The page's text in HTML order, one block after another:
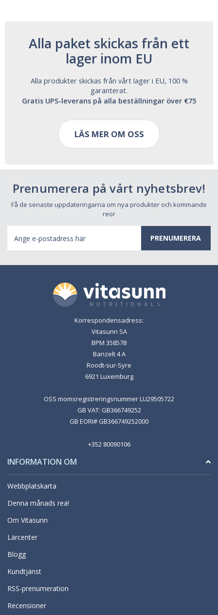
Alla paket skickas från ett
lager inom EU
Alla produkter skickas från vårt lager i EU, 100 %
garanterat.
Gratis UPS-leverans på alla beställningar över €75
LÄS MER OM OSS
Prenumerera på vårt nyhetsbrev!
Få de senaste uppdateringarna om nya produkter och kommande
reor
postadress
Korrespondensadress:
Vitasunn SA
BPM 358578
Banzelt 4 A
Roodt-sur-Syre
6921 Luxemburg
OSS momsregistreringsnummer LU29505722
GB VAT: GB366749252
GB EORI# GB366749252000
+352 80090106
INFORMATION OM
Webbplatskarta
Denna månads rea!
Om Vitasunn
Lärcenter
Blogg
Kundtjänst
RSS-prenumeration
Recensioner